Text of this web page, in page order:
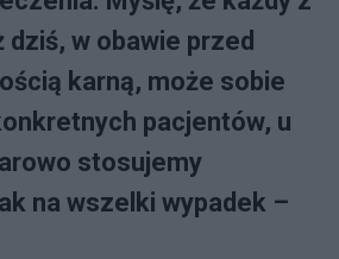
dziś, w obawie przed
karną, może sobie
pacjentów, u
stosujemy
na wszelki wypadek –